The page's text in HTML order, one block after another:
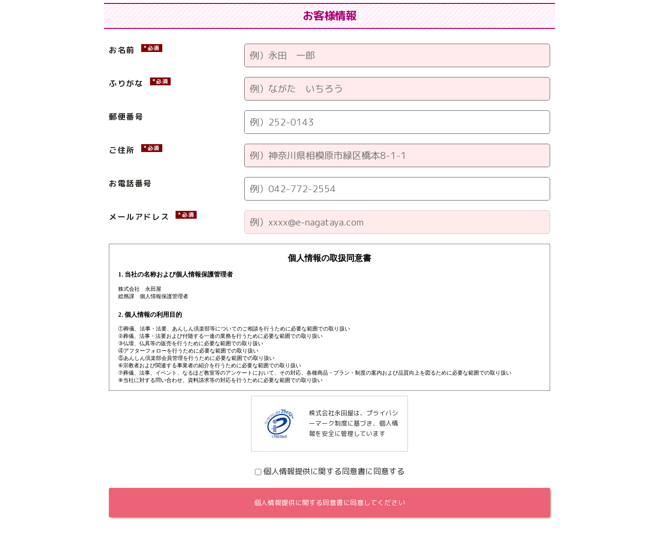
お客様情報
お名前 *必須
ふりがな *必須
郵便番号
ご住所 *必須
お電話番号
メールアドレス *必須
株式会社永田屋は、プライバシ
ーマーク制度に基づき、個人情
報を安全に管理しています
個人情報提供に関する同意書に同意する